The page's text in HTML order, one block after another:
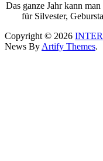
Das ganze Jahr kann man
für Silvester,
Copyright © 2026
News ByArtify Themes.